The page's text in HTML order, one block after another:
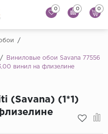
...
Artsimple
AS Creation
0 0 0
/
/
Виниловые обои Savana 77556
винил на флизелине
(Savana) (1*1)